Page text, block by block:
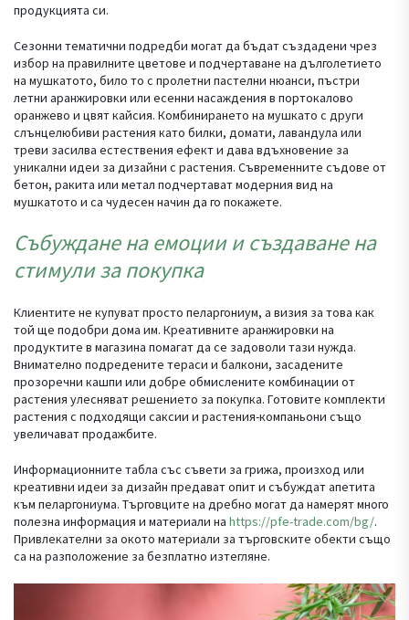
продукцията си.
Сезонни тематични подредби могат да бъдат създадени чрез
избор на правилните цветове и подчертаване на дълголетието
на мушкатото, било то с пролетни пастелни нюанси, пъстри
летни аранжировки или есенни насаждения в портокалово
оранжево и цвят кайсия. Комбинирането на мушкато с други
слънцелюбиви растения като билки, домати, лавандула или
треви засилва естествения ефект и дава вдъхновение за
уникални идеи за дизайни с растения. Съвременните съдове от
бетон, ракита или метал подчертават модерния вид на
мушкатото и са чудесен начин да го покажете.
Събуждане на емоции и създаване на
стимули за покупка
Клиентите не купуват просто пеларгониум, а визия за това как
той ще подобри дома им. Креативните аранжировки на
продуктите в магазина помагат да се задоволи тази нужда.
Внимателно подредените тераси и балкони, засадените
прозоречни кашпи или добре обмислените комбинации от
растения улесняват решението за покупка. Готовите комплекти
растения с подходящи саксии и растения-компаньони също
увеличават продажбите.
Информационните табла със съвети за грижа, произход или
креативни идеи за дизайн предават опит и събуждат апетита
към пеларгониума. Търговците на дребно могат да намерят много
полезна информация и материали на https://pfe-trade.com/bg/.
Привлекателни за окото материали за търговските обекти също
са на разположение за безплатно изтегляне.